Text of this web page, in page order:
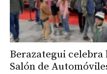
Berazategui celebra
Salón de